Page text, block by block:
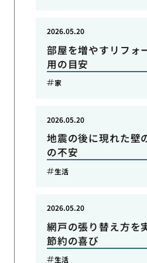
部屋を増やすリフォ
用の目安
2026.05.20
家
地震の後に現れた壁
の不安
2026.05.20
生活
網戸の張り替え方を
節約の喜び
2026.05.20
生活